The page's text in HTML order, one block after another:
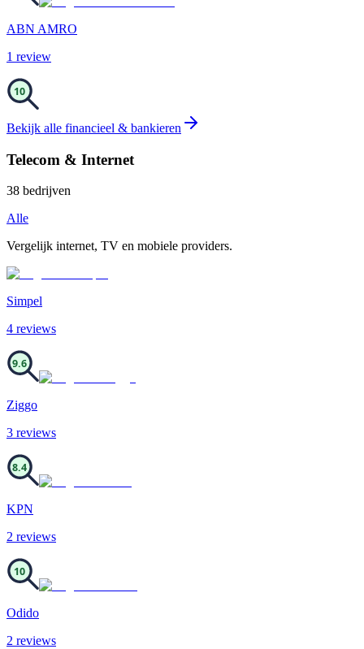
ABN AMRO
1 review
10
Bekijk alle financieel & bankieren
Telecom & Internet
38 bedrijven
Alle
Vergelijk internet, TV en mobiele providers.
Simpel
4 reviews
9.6
Ziggo
3 reviews
8.4
KPN
2 reviews
10
Odido
2 reviews